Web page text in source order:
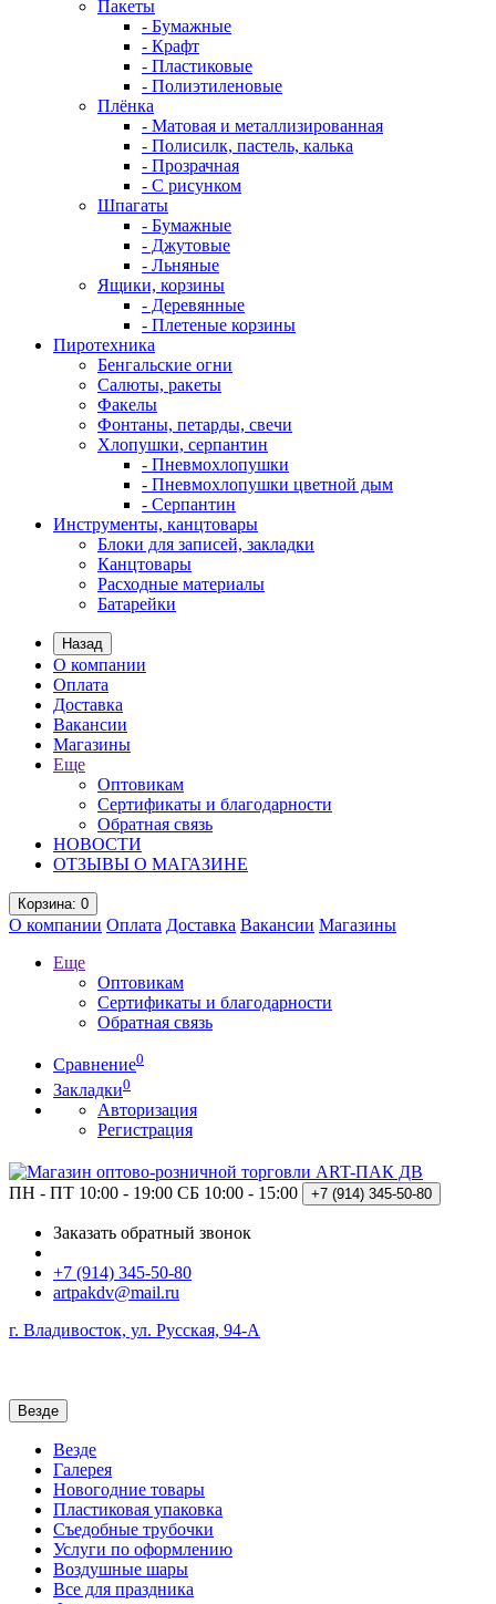
Пакеты
- Бумажные
- Крафт
- Пластиковые
- Полиэтиленовые
Плёнка
- Матовая и металлизированная
- Полисилк, пастель, калька
- Прозрачная
- С рисунком
Шпагаты
- Бумажные
- Джутовые
- Льняные
Ящики, корзины
- Деревянные
- Плетеные корзины
Пиротехника
Бенгальские огни
Салюты, ракеты
Факелы
Фонтаны, петарды, свечи
Хлопушки, серпантин
- Пневмохлопушки
- Пневмохлопушки цветной дым
- Серпантин
Инструменты, канцтовары
Блоки для записей, закладки
Канцтовары
Расходные материалы
Батарейки
Назад
О компании
Оплата
Доставка
Вакансии
Магазины
Еще
Оптовикам
Сертификаты и благодарности
Обратная связь
НОВОСТИ
ОТЗЫВЫ О МАГАЗИНЕ
Корзина: 0
О компании Оплата Доставка Вакансии Магазины
Еще
Оптовикам
Сертификаты и благодарности
Обратная связь
Сравнение0
Закладки0
Авторизация
Регистрация
ПН - ПТ 10:00 - 19:00 СБ 10:00 - 15:00 +7 (914) 345-50-80
Заказать обратный звонок
+7 (914) 345-50-80
artpakdv@mail.ru
г. Владивосток, ул. Русская, 94-А
Везде
Везде
Галерея
Новогодние товары
Пластиковая упаковка
Съедобные трубочки
Услуги по оформлению
Воздушные шары
Все для праздника